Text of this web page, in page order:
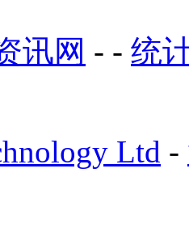
讯网 - - 统
Ltd -